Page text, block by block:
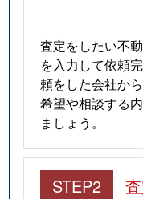
査定をしたい不
を入力して依頼
頼をした会社か
希望や相談する
ましょう。
STEP2